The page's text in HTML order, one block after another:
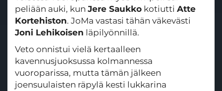
peliään auki, kun Jere Saukko kotiutti Atte
Kortehiston. JoMa vastasi tähän väkevästi
Joni Lehikoisen läpilyönnillä.
Veto onnistui vielä kertaalleen
kavennusjuoksussa kolmannessa
vuoroparissa, mutta tämän jälkeen
joensuulaisten räpylä kesti lukkarina